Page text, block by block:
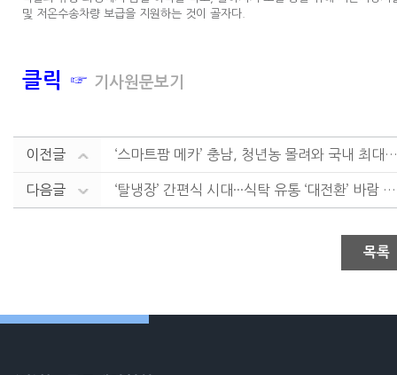
및 저온수송차량 보급을 지원하는 것이 골자다.
클릭 ☞ 기사원문보기
이전글 ‘스마트팜 메카’ 충남, 청년농 몰려와 국내 최대 단지....
다음글 ‘탈냉장’ 간편식 시대···식탁 유통 ‘대전환’ 바람 ....
목록